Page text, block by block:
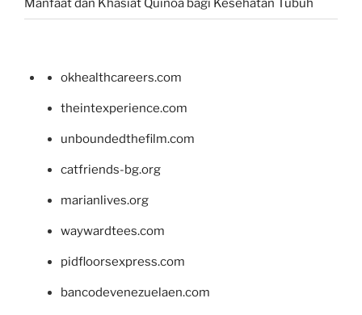
Manfaat dan Khasiat Quinoa bagi Kesehatan Tubuh
okhealthcareers.com
theintexperience.com
unboundedthefilm.com
catfriends-bg.org
marianlives.org
waywardtees.com
pidfloorsexpress.com
bancodevenezuelaen.com